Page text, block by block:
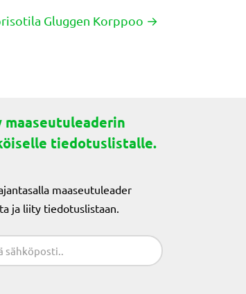
Gluggen Korppoo →
maaseutuleaderin
tiedotuslistalle.
maaseutuleader
ja liity tiedotuslistaan.